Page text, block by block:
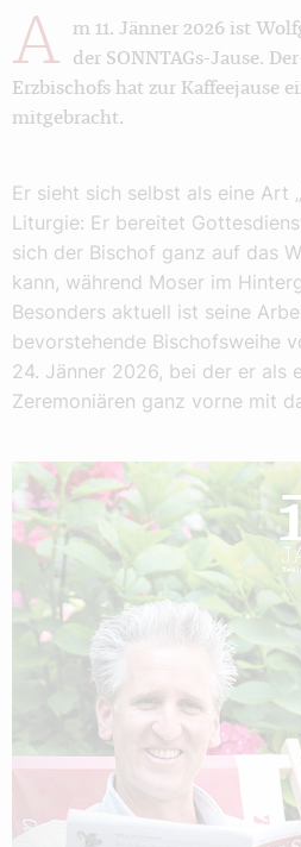
A
m 11. Jänner 2026 ist
der SONNTAGs-Jause.
Erzbischofs hat zur Kaffeejause
mitgebracht.
Er sieht sich selbst als eine Art
Liturgie: Er bereitet
sich der Bischof ganz auf das
kann, während Moser im
Besonders aktuell ist seine
bevorstehende Bischofsweihe
24. Jänner 2026, bei der er als
Zeremoniären ganz vorne mit